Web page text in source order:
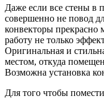
Даже если все стены в
совершенно не повод
конвекторы
работу не только
Оригинальная и
местом, откуда
Возможна установка
Для того чтобы